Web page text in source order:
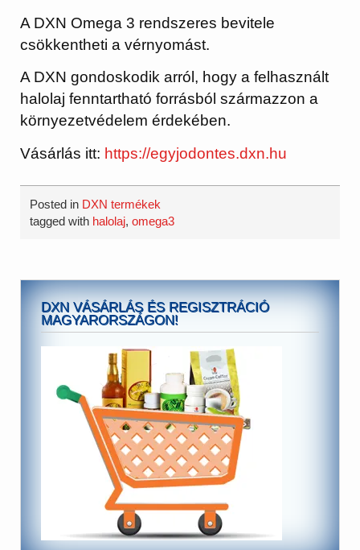
A DXN Omega 3 rendszeres bevitele
csökkentheti a vérnyomást.
A DXN gondoskodik arról, hogy a felhasznált
halolaj fenntartható forrásból származzon a
környezetvédelem érdekében.
Vásárlás itt: https://egyjodontes.dxn.hu
Posted in DXN termékek
tagged with halolaj,omega3
DXN VÁSÁRLÁS ÉS REGISZTRÁCIÓ
MAGYARORSZÁGON!